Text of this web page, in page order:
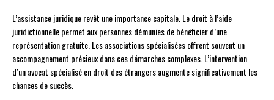
L’assistance juridique revêt une importance capitale. Le droit à l’aide
juridictionnelle permet aux personnes démunies de bénéficier d’une
représentation gratuite. Les associations spécialisées offrent souvent un
accompagnement précieux dans ces démarches complexes. L’intervention
d’un avocat spécialisé en droit des étrangers augmente significativement les
chances de succès.